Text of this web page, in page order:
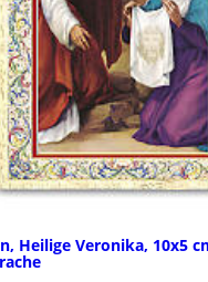
Heilige Veronika, 10x5